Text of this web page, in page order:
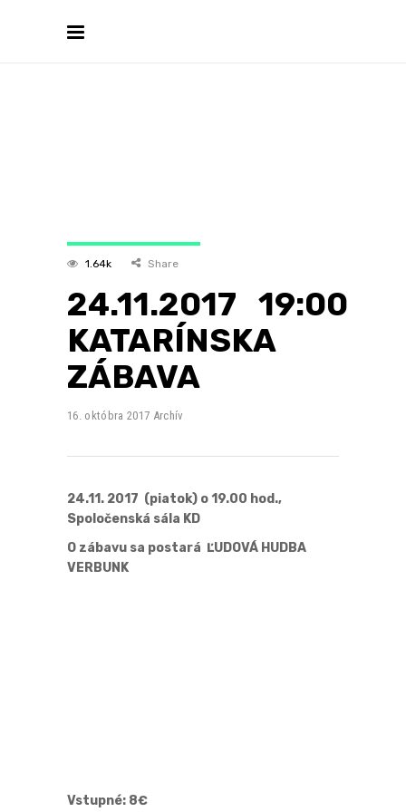
1.64k Share
24.11.2017 19:00
KATARÍNSKA
ZÁBAVA
16. októbra 2017 Archív
24.11. 2017 (piatok) o 19.00 hod.,
Spoločenská sála KD
O zábavu sa postará ĽUDOVÁ HUDBA
VERBUNK
Vstupné: 8€